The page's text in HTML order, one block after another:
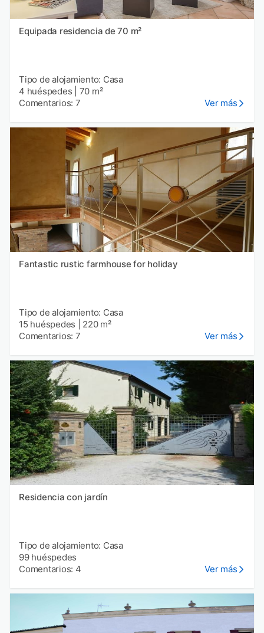
Equipada residencia de 70 m²
Tipo de alojamiento: Casa
4 huéspedes
70 m²
Comentarios: 7
Ver más
Fantastic rustic farmhouse for holiday
Tipo de alojamiento: Casa
15 huéspedes
220 m²
Comentarios: 7
Ver más
Residencia con jardín
Tipo de alojamiento: Casa
99 huéspedes
Comentarios: 4
Ver más